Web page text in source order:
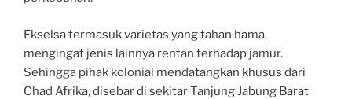
Ekselsa termasuk varietas yang tahan hama,
mengingat jenis lainnya rentan terhadap jamur.
Sehingga pihak kolonial mendatangkan khusus dari
Chad Afrika, disebar di sekitar Tanjung Jabung Barat